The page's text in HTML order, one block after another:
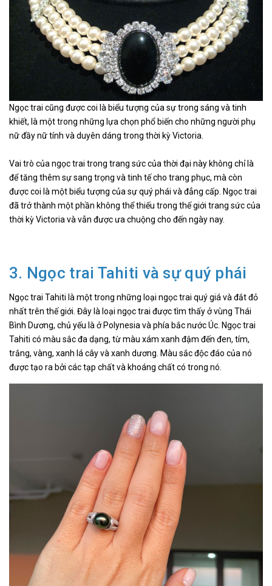
Ngọc trai cũng được coi là biểu tượng của sự trong sáng và tinh
khiết, là một trong những lựa chọn phổ biến cho những người phụ
nữ đầy nữ tính và duyên dáng trong thời kỳ Victoria.
Vai trò của ngọc trai trong trang sức của thời đại này không chỉ là
để tăng thêm sự sang trọng và tinh tế cho trang phục, mà còn
được coi là một biểu tượng của sự quý phái và đẳng cấp. Ngọc trai
đã trở thành một phần không thể thiếu trong thế giới trang sức của
thời kỳ Victoria và vẫn được ưa chuộng cho đến ngày nay.
3. Ngọc trai Tahiti và sự quý phái
Ngọc trai Tahiti là một trong những loại ngọc trai quý giá và đắt đỏ
nhất trên thế giới. Đây là loại ngọc trai được tìm thấy ở vùng Thái
Bình Dương, chủ yếu là ở Polynesia và phía bắc nước Úc. Ngọc trai
Tahiti có màu sắc đa dạng, từ màu xám xanh đậm đến đen, tím,
trắng, vàng, xanh lá cây và xanh dương. Màu sắc độc đáo của nó
được tạo ra bởi các tạp chất và khoáng chất có trong nó.